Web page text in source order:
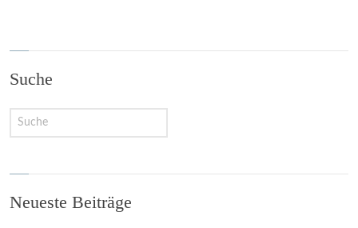
Suche
Neueste Beiträge